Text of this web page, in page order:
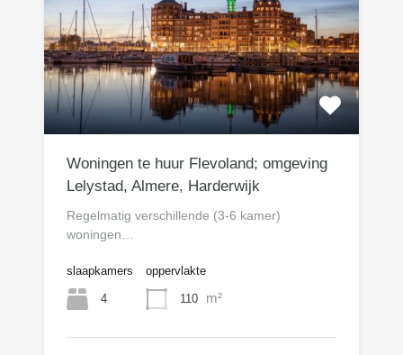
Woningen te huur Flevoland; omgeving
Lelystad, Almere, Harderwijk
Regelmatig verschillende (3-6 kamer)
woningen…
slaapkamers
4
oppervlakte
110 m²